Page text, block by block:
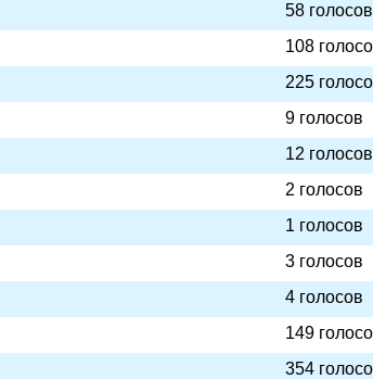
58 голосов
108
225
9 голосов
12 голосов
2 голосов
1 голосов
3 голосов
4 голосов
149
354